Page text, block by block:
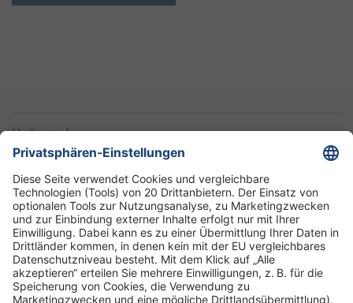
Unternehmen
Informationen
Standorte
DRK-Schwesternschaft Berlin